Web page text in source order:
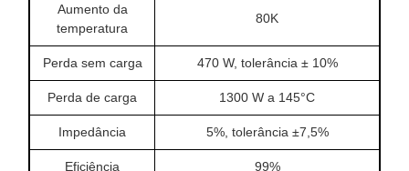
Aumento da
temperatura
80K
Perda sem carga 470 W, tolerância ± 10%
Perda de carga 1300 W a 145°C
Impedância 5%, tolerância ±7,5%
Eficiência 99%